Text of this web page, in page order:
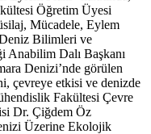
Öğretim Üyesi
Mücadele, Eylem
Bilimleri ve
Anabilim Dalı Başkanı
Denizi’nde görülen
çevreye etkisi ve denizde
Fakültesi Çevre
Dr. Çiğdem Öz
Üzerine Ekolojik